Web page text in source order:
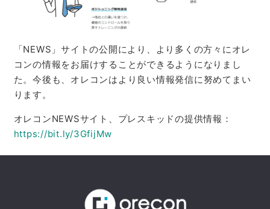
「NEWS」サイトの公開により、より多くの方々にオレ
コンの情報をお届けすることができるようになりまし
た。今後も、オレコンはより良い情報発信に努めてまい
ります。
オレコンNEWSサイト、プレスキッドの提供情報：
https://bit.ly/3GfijMw